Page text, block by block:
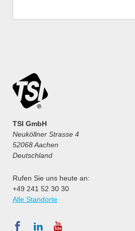
TSI GmbH
Neuköllner Strasse 4
52068 Aachen
Deutschland
Rufen Sie uns heute an:
+49 241 52 30 30
Alle Standorte